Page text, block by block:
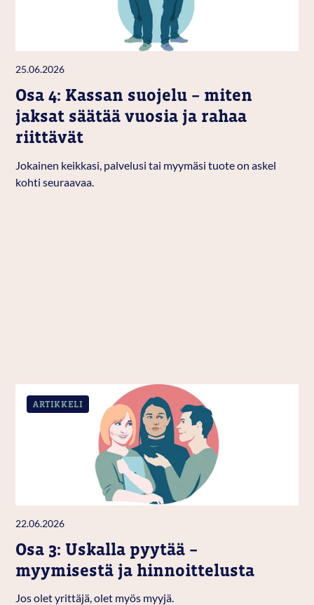
25.06.2026
Osa 4: Kassan suojelu – miten
jaksat säätää vuosia ja rahaa
riittävät
Jokainen keikkasi, palvelusi tai myymäsi tuote on askel
kohti seuraavaa.
ARTIKKELI
22.06.2026
Osa 3: Uskalla pyytää –
myymisestä ja hinnoittelusta
Jos olet yrittäjä, olet myös myyjä.